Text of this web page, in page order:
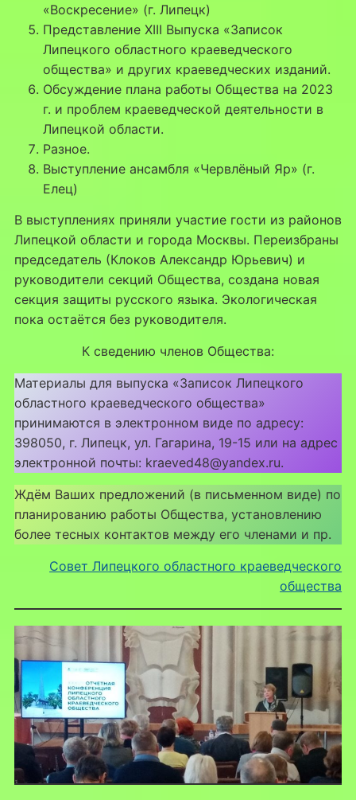
«Воскресение» (г. Липецк)
Представление XIII Выпуска «Записок
Липецкого областного краеведческого
общества» и других краеведческих изданий.
Обсуждение плана работы Общества на 2023
г. и проблем краеведческой деятельности в
Липецкой области.
Разное.
Выступление ансамбля «Червлёный Яр» (г.
Елец)
В выступлениях приняли участие гости из районов
Липецкой области и города Москвы. Переизбраны
председатель (Клоков Александр Юрьевич) и
руководители секций Общества, создана новая
секция защиты русского языка. Экологическая
пока остаётся без руководителя.
К сведению членов Общества:
Материалы для выпуска «Записок Липецкого
областного краеведческого общества»
принимаются в электронном виде по адресу:
398050, г. Липецк, ул. Гагарина, 19-15 или на адрес
электронной почты: kraeved48@yandex.ru.
Ждём Ваших предложений (в письменном виде) по
планированию работы Общества, установлению
более тесных контактов между его членами и пр.
Совет Липецкого областного краеведческого
общества